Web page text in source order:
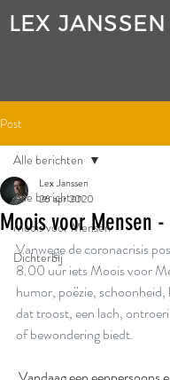
LEX JANSSEN
Post
Alle berichten
Moois voor Mensen
Dichterbij
Alle berichten
Moois voor Mensen
Lex Janssen
26 apr 2020
Vanwege de coronacrisis
8.00 uur iets Moois voor
humor, poëzie,
dat troost, een lach,
of bewondering biedt.